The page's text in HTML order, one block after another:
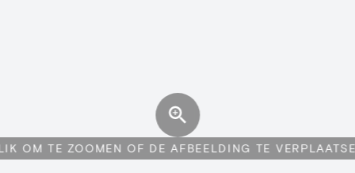
OM TE ZOOMEN OF DE AFBEELDING TE